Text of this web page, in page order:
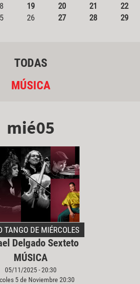
19 20 21
22
26 27 28
29
TODAS
MÚSICA
mié05
TANGO DE MIÉRCOLES
Delgado Sexteto
MÚSICA
05/11/2025 - 20:30
5 de Noviembre 20:30